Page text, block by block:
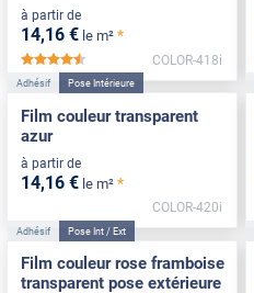
à partir de
14,16 € le m² *
*****
COLOR-418i
Adhésif Pose Intérieure
Film couleur transparent
azur
à partir de
14,16 € le m² *
COLOR-420i
Adhésif Pose Int / Ext
Film couleur rose framboise
transparent pose extérieure